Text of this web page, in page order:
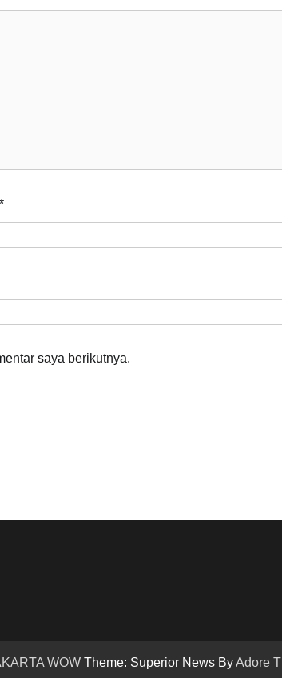
*
saya berikutnya.
WOW Theme: Superior News ByAdore